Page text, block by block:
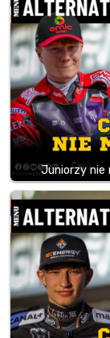
Juniorzy nie